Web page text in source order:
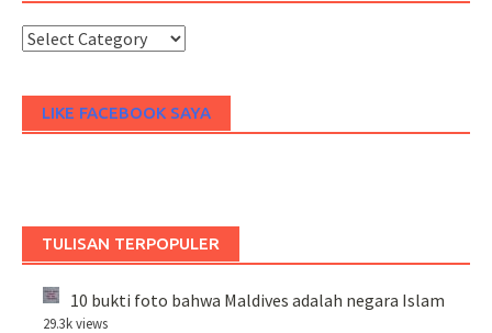
Kategori
LIKE FACEBOOK SAYA
TULISAN TERPOPULER
10 bukti foto bahwa Maldives adalah negara Islam
29.3k views